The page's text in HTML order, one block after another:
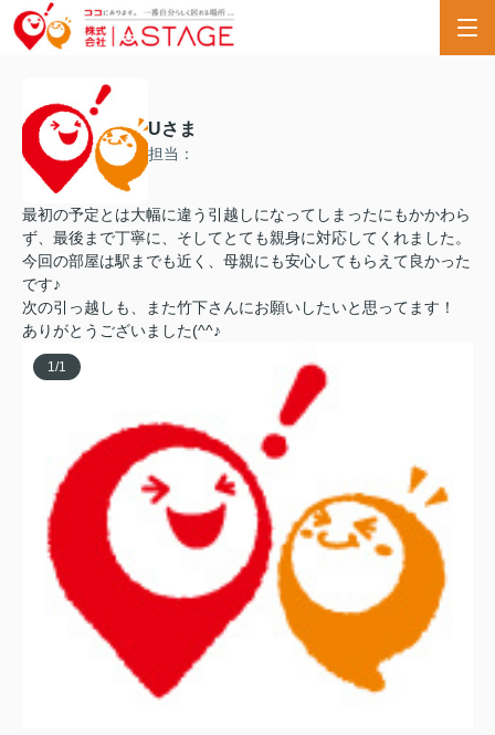
Uさま
担当：
最初の予定とは大幅に違う引越しになってしまったにもかかわら
ず、最後まで丁寧に、そしてとても親身に対応してくれました。
今回の部屋は駅までも近く、母親にも安心してもらえて良かった
です♪
次の引っ越しも、また竹下さんにお願いしたいと思ってます！
ありがとうございました(^^♪
1/1